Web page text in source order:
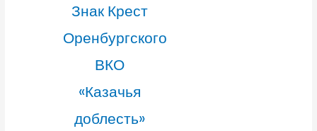
Знак Крест
Оренбургского
ВКО
«Казачья
доблесть»